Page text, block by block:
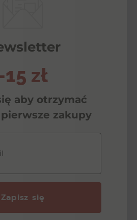
15 zł
aby otrzymać
zakupy
Zapisz się